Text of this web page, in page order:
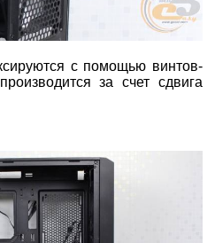
с помощью винтов-
за счет сдвига